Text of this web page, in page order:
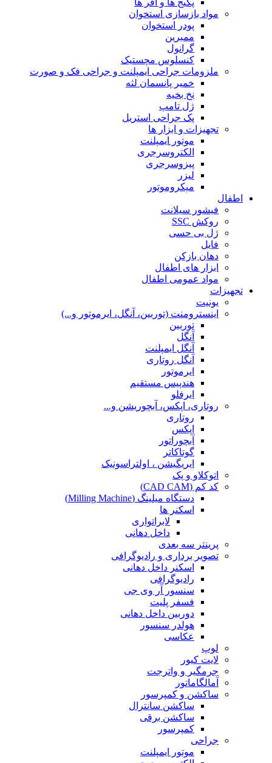
مواد بازسازی استخوان
پودر استخوان
ممبرین
گرانول
کنسلوس مچستیک
ملزومات جراحی ایمپلنت و جراحی فک و صورت
خمیر پانسمان لثه
نخ بخیه
ژل تامپ
پک جراحی استریل
تجهیزات و ابزار ها
موتور ایمپلنت
الکتروسرجری
پیزوسرجری
لیزر
میکروموتور
اطفال
فیشور سیلانت
روکش SSC
ژل بی حسی
فایل
دهان بازکن
ابزار های اطفال
مواد عمومی اطفال
تجهیزات
یونیت
اینسترومنت (توربین، آنگل، ایرموتور و...)
توربین
آنگل
آنگل ایمپلنت
آنگل روتاری
ایرموتور
هندپیس مستقیم
ایرفلو
روتاری، اپکس، آبچوریشن و...
روتاری
اپکس
آبچوراتور
گوتاکاتر
ایریگیشن ، اولتراسونیک
اتوکلاو و پک
کد کم (CAD CAM)
دستگاه میلینگ (Milling Machine)
اسکنر ها
لابراتواری
داخل دهانی
پرینتر سه بعدی
تصویر برداری و رادیوگرافی
اسکنر داخل دهانی
رادیوگرافی
سنسور آر وی جی
فسفر پلیت
دوربین داخل دهانی
هولدر سنسور
عکاسی
لوپ
لایت کیور
جرمگیر و واترجت
آمالگاماتور
ساکشن و کمپرسور
ساکشن سانترال
ساکشن برقی
کمپرسور
جراحی
موتور ایمپلنت